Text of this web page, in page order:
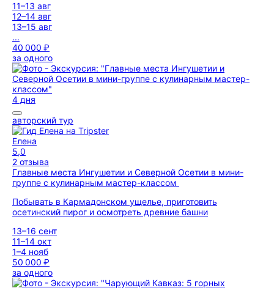
11–13 авг
12–14 авг
13–15 авг
...
40 000 ₽
за одного
4 дня
авторский тур
Елена
5,0
2 отзыва
Главные места Ингушетии и Северной Осетии в мини-
группе с кулинарным мастер-классом
Побывать в Кармадонском ущелье, приготовить
осетинский пирог и осмотреть древние башни
13–16 сент
11–14 окт
1–4 нояб
50 000 ₽
за одного